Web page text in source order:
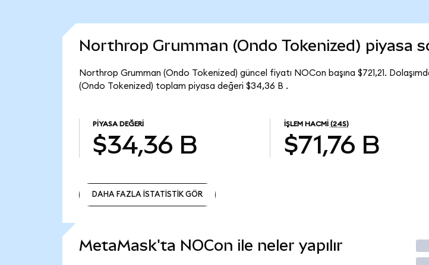
Northrop Grumman (Ondo Tokenized) piyasa
Northrop Grumman (Ondo Tokenized) güncel fiyatı NOCon başına $721,21.
(Ondo Tokenized) toplam piyasa değeri $34,36 B .
PIYASA DEĞERI
$34,36 B
İŞLEM HACMI (24S)
$71,76 B
DAHA FAZLA İSTATİSTİK GÖR
MetaMask'ta NOCon ile neler yapılır